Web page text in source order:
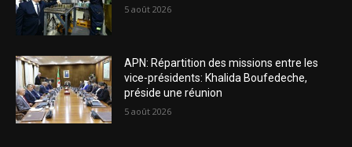
5 août 2026
APN: Répartition des missions entre les
vice-présidents: Khalida Boufedeche,
préside une réunion
5 août 2026